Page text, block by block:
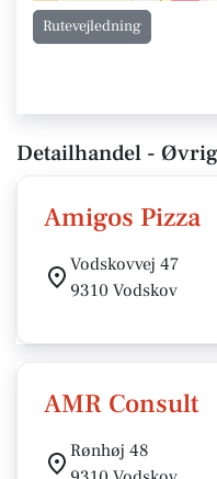
Rutevejledning
Detailhandel -
Amigos Pizza
Vodskovvej 47
9310 Vodskov
AMR Consult
Rønhøj 48